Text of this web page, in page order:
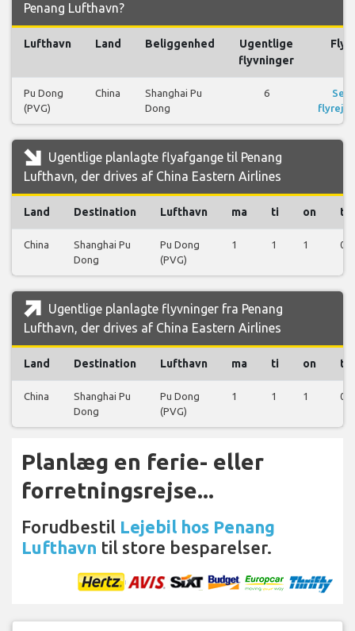
Penang Lufthavn?
Lufthavn Land Beliggenhed
Ugentlige
flyvninger
Fly
Pu Dong
(PVG)
China
Shanghai Pu
Dong
6
Se
Ugentlige planlagte flyafgange til Penang
Lufthavn, der drives af China Eastern Airlines
Land Destination Lufthavn ma ti on to
China
Shanghai Pu
Dong
Pu Dong
(PVG)
1 1 1 0
Ugentlige planlagte flyvninger fra Penang
Lufthavn, der drives af China Eastern Airlines
Land Destination Lufthavn ma ti on to
China
Shanghai Pu
Dong
Pu Dong
(PVG)
1 1 1 0
Planlæg en ferie- eller
forretningsrejse...
Forudbestil Lejebil hos Penang
Lufthavn til store besparelser.